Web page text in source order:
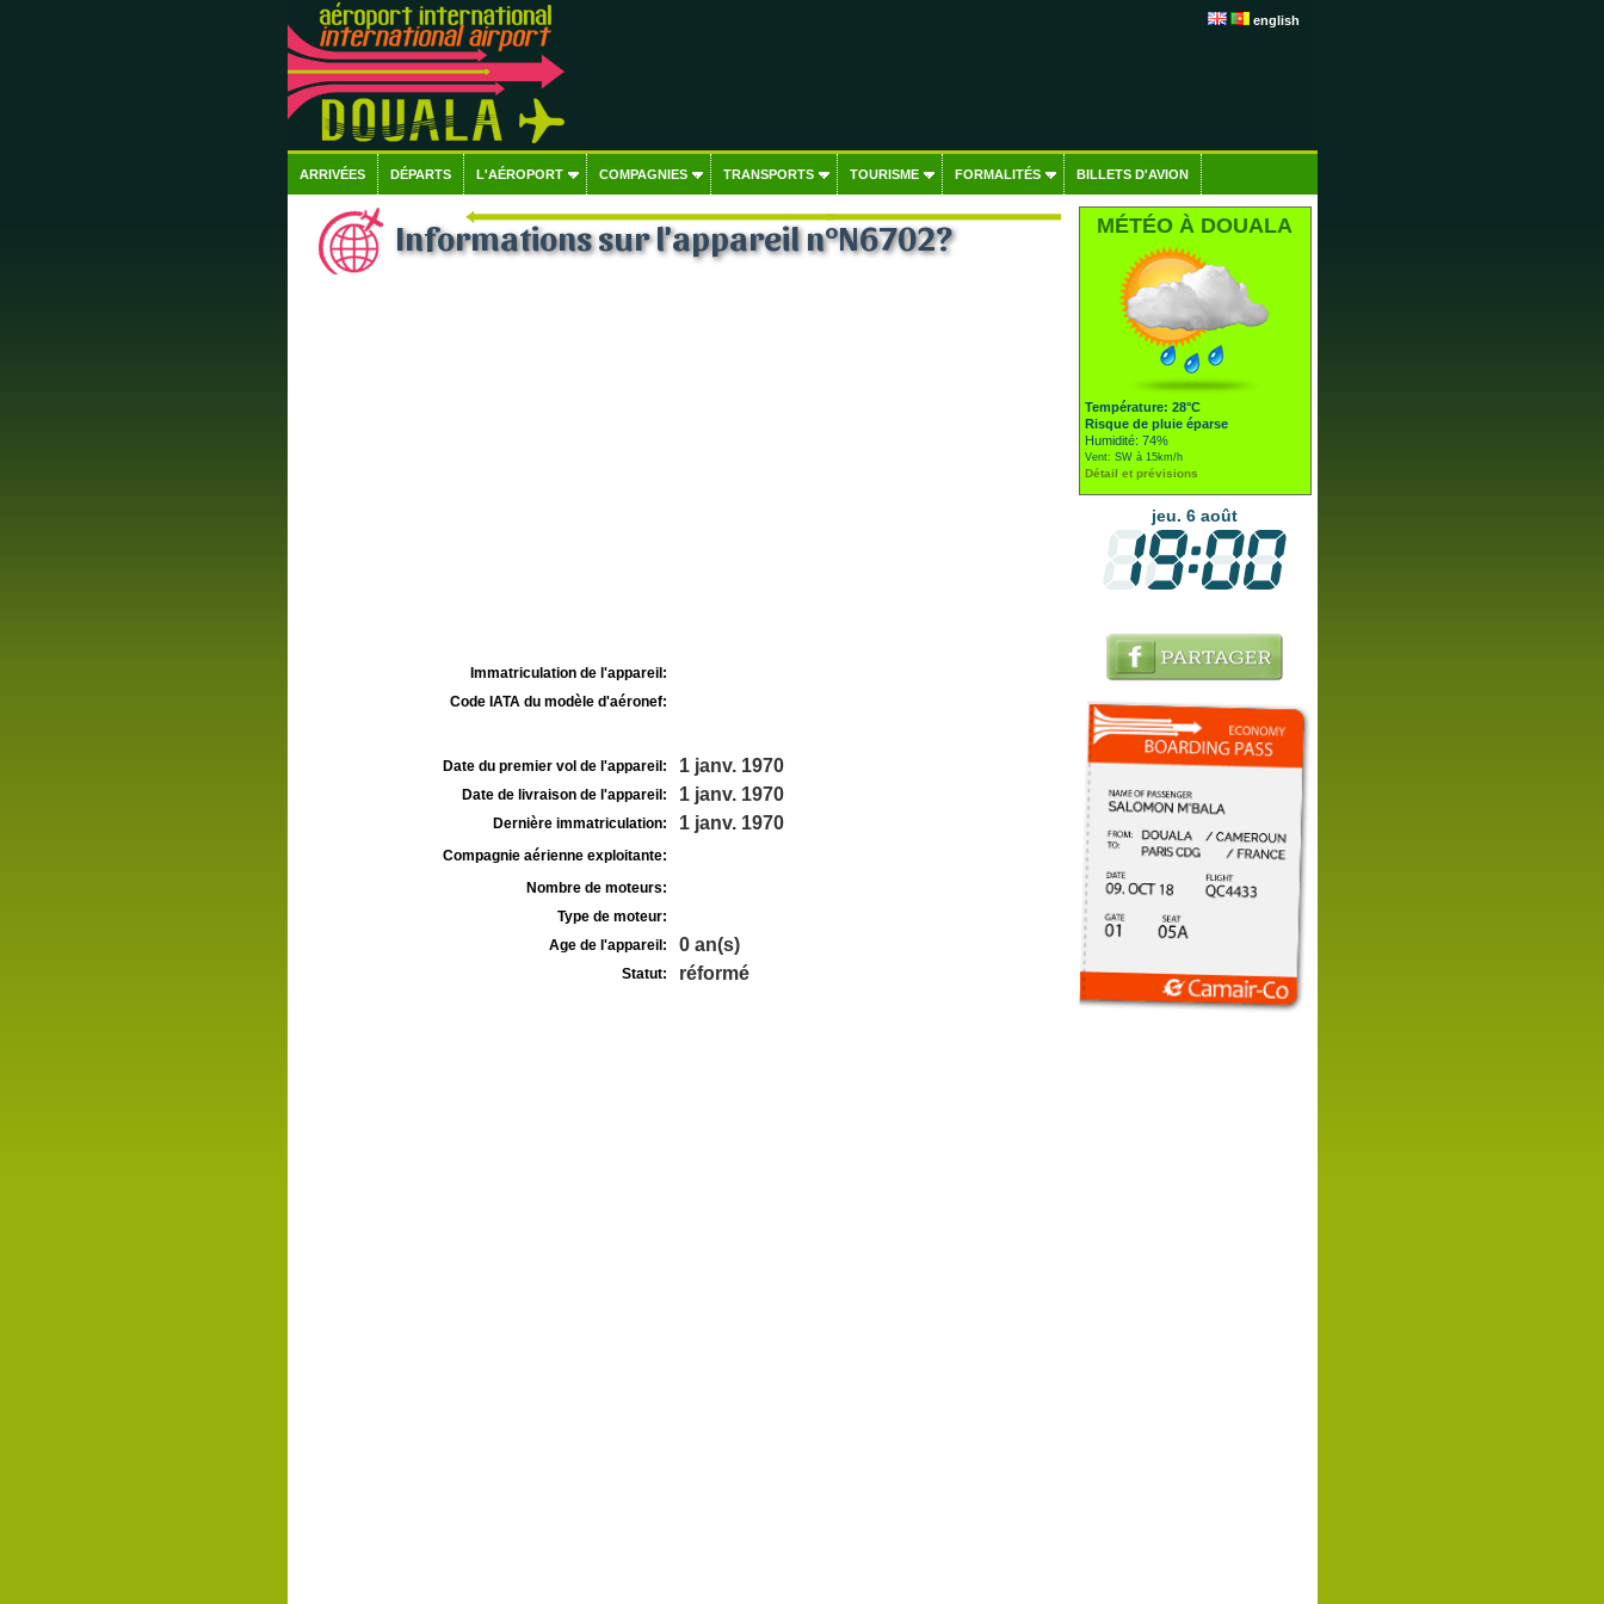
english
ARRIVÉES DÉPARTS L'AÉROPORT COMPAGNIES TRANSPORTS TOURISME FORMALITÉS BILLETS D'AVION
Informations sur l'appareil n°N6702?
Immatriculation de l'appareil:
Code IATA du modèle d'aéronef:
Date du premier vol de l'appareil: 1 janv. 1970
Date de livraison de l'appareil: 1 janv. 1970
Dernière immatriculation: 1 janv. 1970
Compagnie aérienne exploitante:
Nombre de moteurs:
Type de moteur:
Age de l'appareil:
0 an(s)
Statut: réformé
MÉTÉO À DOUALA
Température: 28°C
Risque de pluie éparse
Humidité: 74%
Vent: SW à 15km/h
Détail et prévisions
jeu. 6 août